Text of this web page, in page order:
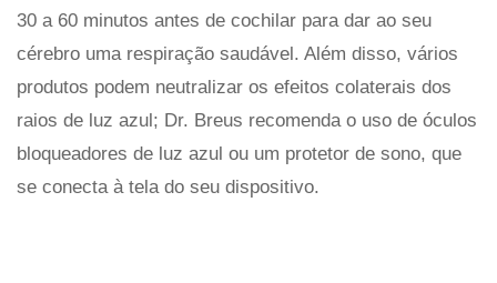
30 a 60 minutos antes de cochilar para dar ao seu
cérebro uma respiração saudável. Além disso, vários
produtos podem neutralizar os efeitos colaterais dos
raios de luz azul; Dr. Breus recomenda o uso de óculos
bloqueadores de luz azul ou um protetor de sono, que
se conecta à tela do seu dispositivo.